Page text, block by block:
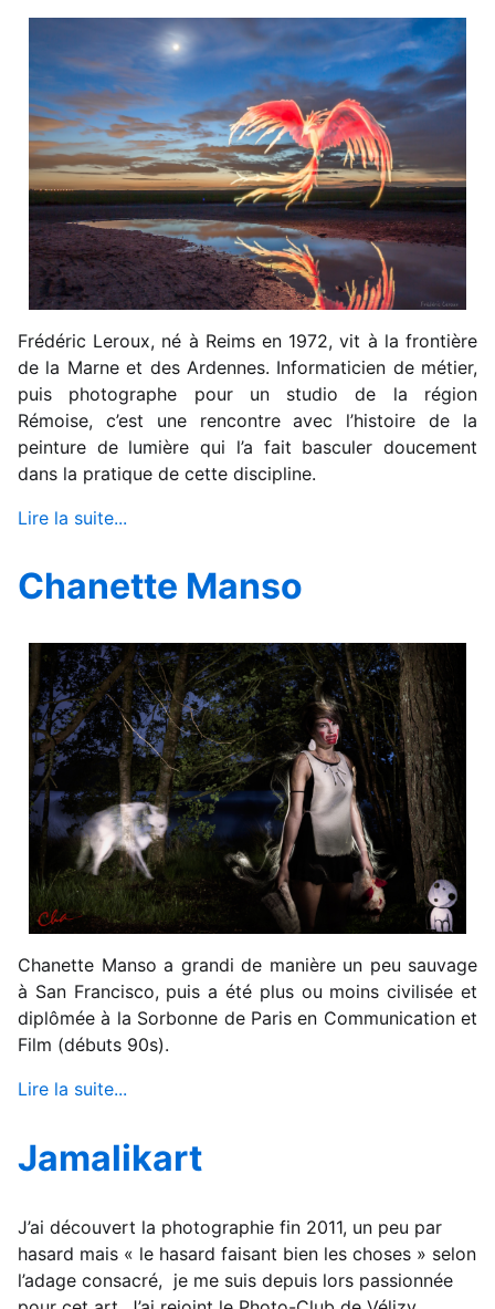
Frédéric Leroux, né à Reims en 1972, vit à la frontière
de la Marne et des Ardennes. Informaticien de métier,
puis photographe pour un studio de la région
Rémoise, c’est une rencontre avec l’histoire de la
peinture de lumière qui l’a fait basculer doucement
dans la pratique de cette discipline.
Lire la suite...
Chanette Manso
Chanette Manso a grandi de manière un peu sauvage
à San Francisco, puis a été plus ou moins civilisée et
diplômée à la Sorbonne de Paris en Communication et
Film (débuts 90s).
Lire la suite...
Jamalikart
J’ai découvert la photographie fin 2011, un peu par
hasard mais « le hasard faisant bien les choses » selon
l’adage consacré, je me suis depuis lors passionnée